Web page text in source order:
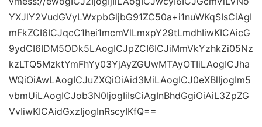
YXJlY2VudGVyLWxpbGljbG91ZC50a+i1nuWKqSIsCiAgI
mFkZCI6ICJqcC1hei1mcmVlLmxpY29tLmdhIiwKICAicG
9ydCI6IDM5ODk5LAogICJpZCI6ICJiMmVkYzhkZi05Nz
kzLTQ5MzktYmFhYy03YjAyZGUwMTAyOTIiLAogICJha
WQiOiAwLAogICJuZXQiOiAid3MiLAogICJ0eXBlIjogIm5
vbmUiLAogICJob3N0IjogIiIsCiAgInBhdGgiOiAiL3ZpZG
VvIiwKICAidGxzIjogInRscyIKfQ==